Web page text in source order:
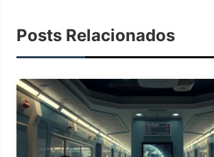
Posts Relacionados